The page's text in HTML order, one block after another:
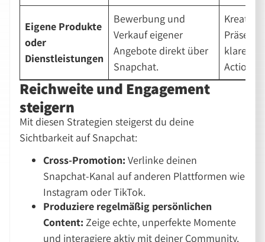
Eigene Produkte
oder
Dienstleistungen
Bewerbung und
Verkauf eigener
Angebote direkt über
Snapchat.
Kreative
klare
Actions.
Reichweite und Engagement
steigern
Mit diesen Strategien steigerst du deine
Sichtbarkeit auf Snapchat:
Cross-Promotion: Verlinke deinen
Snapchat-Kanal auf anderen Plattformen wie
Instagram oder TikTok.
Produziere regelmäßig persönlichen
Content: Zeige echte, unperfekte Momente
und interagiere aktiv mit deiner Community.